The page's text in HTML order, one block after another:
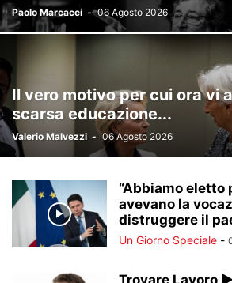
Paolo Marcacci - 06 Agosto 2026
Il vero motivo per cui ora vi
scarsa educazione...
Valerio Malvezzi - 06 Agosto 2026
“Abbiamo eletto
avevano la
distruggere il
Un Giorno Speciale -
Trovare Lavoro